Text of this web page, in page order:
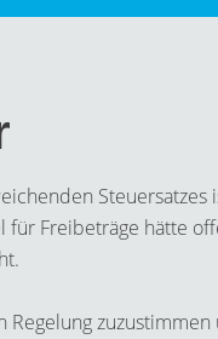
Steuersatzes
für Freibeträge hätte
zuzustimmen